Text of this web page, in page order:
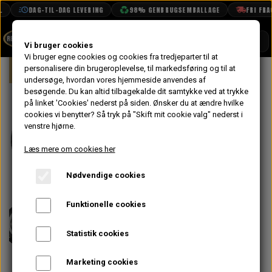
DAG-TIL-DAG LEVERING 98% GENBRUGSEMBALLAGE FRI
BOOK TID
PROJEKTER
TEKNISK DATA
VANDPOLERING
Forside Mini Styling Fælge & Dæk
Rallye Special
Sort Center
6x12" og
Yokohama
A539
6.420,00 kr.
Vi bruger cookies
Vi bruger egne cookies og cookies fra tredjeparter til at
personalisere din brugeroplevelse, til markedsføring og til at
undersøge, hvordan vores hjemmeside anvendes af
besøgende. Du kan altid tilbagekalde dit samtykke ved at trykke
på linket 'Cookies' nederst på siden. Ønsker du at ændre hvilke
cookies vi benytter? Så tryk på "Skift mit cookie valg" nederst i
venstre hjørne.
Læs mere om cookies her
Nødvendige cookies
Funktionelle cookies
Statistik cookies
Marketing cookies